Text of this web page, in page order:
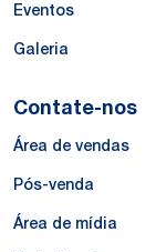
Eventos
Galeria
Contate-nos
Área de vendas
Pós-venda
Área de mídia